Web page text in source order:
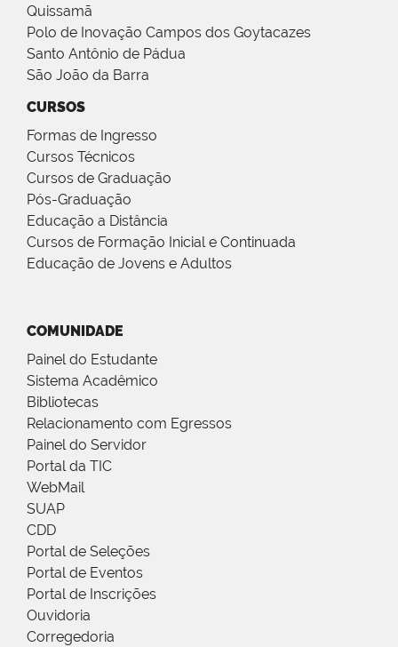
Quissamã
Polo de Inovação Campos dos Goytacazes
Santo Antônio de Pádua
São João da Barra
CURSOS
Formas de Ingresso
Cursos Técnicos
Cursos de Graduação
Pós-Graduação
Educação a Distância
Cursos de Formação Inicial e Continuada
Educação de Jovens e Adultos
COMUNIDADE
Painel do Estudante
Sistema Acadêmico
Bibliotecas
Relacionamento com Egressos
Painel do Servidor
Portal da TIC
WebMail
SUAP
CDD
Portal de Seleções
Portal de Eventos
Portal de Inscrições
Ouvidoria
Corregedoria